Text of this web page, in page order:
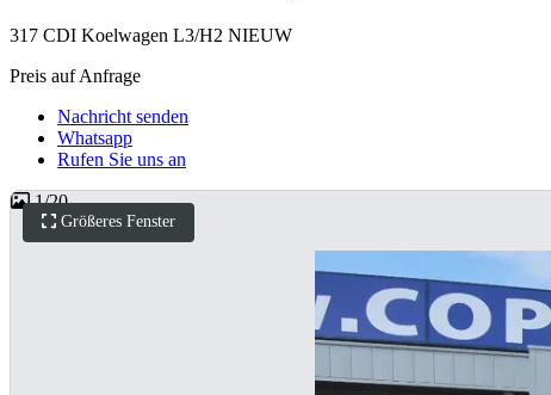
317 CDI Koelwagen L3/H2 NIEUW
Preis auf Anfrage
Nachricht senden
Whatsapp
Rufen Sie uns an
Größeres Fenster
1/20